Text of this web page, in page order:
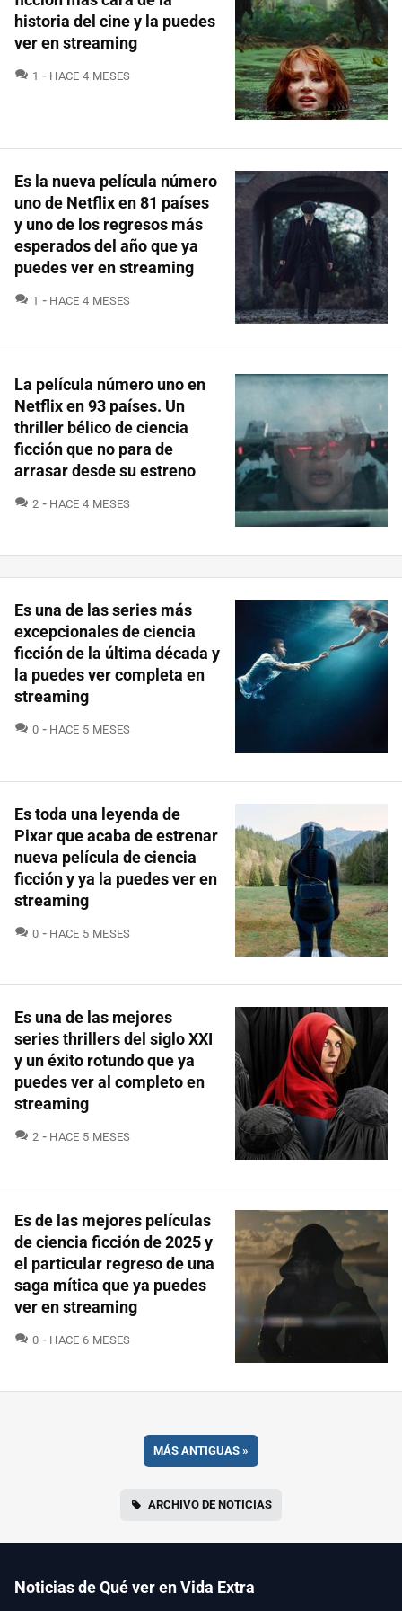
historia del cine y la puedes
ver en streaming
1 COMENTARIOS
HACE 4 MESES
Es la nueva película número
uno de Netflix en 81 países
y uno de los regresos más
esperados del año que ya
puedes ver en streaming
1 COMENTARIOS
HACE 4 MESES
La película número uno en
Netflix en 93 países. Un
thriller bélico de ciencia
ficción que no para de
arrasar desde su estreno
2 COMENTARIOS
HACE 4 MESES
Es una de las series más
excepcionales de ciencia
ficción de la última década y
la puedes ver completa en
streaming
0 COMENTARIOS
HACE 5 MESES
Es toda una leyenda de
Pixar que acaba de estrenar
nueva película de ciencia
ficción y ya la puedes ver en
streaming
0 COMENTARIOS
HACE 5 MESES
Es una de las mejores
series thrillers del siglo XXI
y un éxito rotundo que ya
puedes ver al completo en
streaming
2 COMENTARIOS
HACE 5 MESES
Es de las mejores películas
de ciencia ficción de 2025 y
el particular regreso de una
saga mítica que ya puedes
ver en streaming
0 COMENTARIOS
HACE 6 MESES
MÁS ANTIGUAS »
ARCHIVO DE NOTICIAS
Noticias de Qué ver en Vida Extra